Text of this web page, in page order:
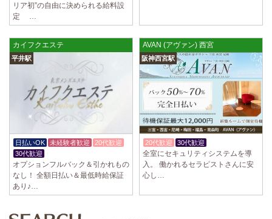
リア初”の自由に決められる給料設
定 …
カイフクエステ
平井駅
日払いOK 未経験者歓迎
20代歓迎
30代歓迎
オプションフルバック＆引かれもの
なし！ 全額日払い＆最低時給保証
あり♪…
AVAN (アヴァン) 西宮
阪神西宮駅
20代歓迎 30代歓迎
全室にセキュリティシステムを導
入。 働かれるセラピストさんに安
心し…